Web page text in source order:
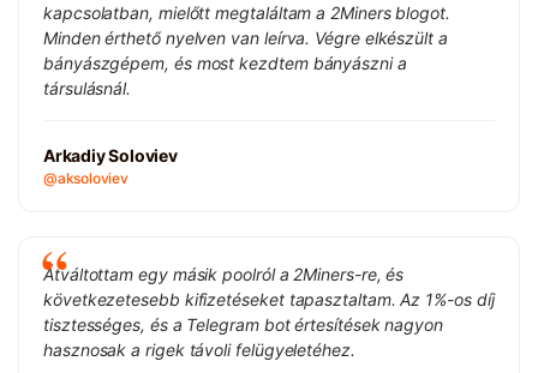
kapcsolatban, mielőtt megtaláltam a 2Miners blogot.
Minden érthető nyelven van leírva. Végre elkészült a
bányászgépem, és most kezdtem bányászni a
társulásnál.
Arkadiy Soloviev
@aksoloviev
Átváltottam egy másik poolról a 2Miners-re, és
következetesebb kifizetéseket tapasztaltam. Az 1%-os díj
tisztességes, és a Telegram bot értesítések nagyon
hasznosak a rigek távoli felügyeletéhez.